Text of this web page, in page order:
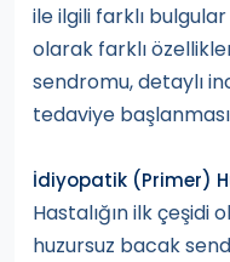
ile ilgili farklı
olarak farklı
sendromu, detaylı
tedaviye
İdiyopatik (Primer)
Hastalığın ilk çeşidi
huzursuz bacak